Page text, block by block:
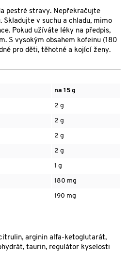
pestré stravy. Nepřekračujte
Skladujte v suchu a chladu, mimo
Pokud užíváte léky na předpis,
S vysokým obsahem kofeinu (180
pro děti, těhotné a kojící ženy.
na 15 g
2 g
2 g
2 g
2 g
1 g
180 mg
190 mg
arginin alfa-ketoglutarát,
taurin, regulátor kyselosti